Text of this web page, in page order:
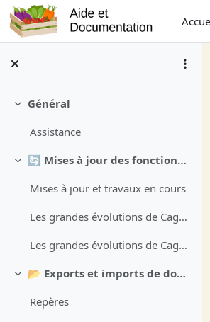
Passer au contenu principal
Replier
Général
Assistance
Replier
🔄 Mises à jour des fonctions Cagette
Mises à jour et travaux en cours
Les grandes évolutions de Cagette - 2023/2024
Les grandes évolutions de Cagette - 2024/2025
Replier
📂 Exports et imports de données
Repères